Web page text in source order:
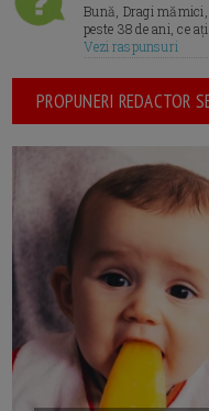
Bună, Dragi
peste 38 de ani, ce
Vezi raspunsuri
PROPUNERI REDACTOR